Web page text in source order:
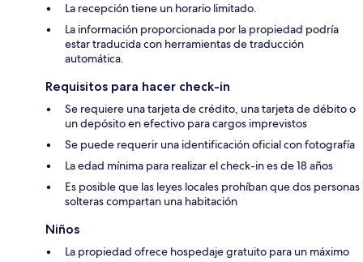
La recepción tiene un horario limitado.
La información proporcionada por la propiedad podría
estar traducida con herramientas de traducción
automática.
Requisitos para hacer check-in
Se requiere una tarjeta de crédito, una tarjeta de débito o
un depósito en efectivo para cargos imprevistos
Se puede requerir una identificación oficial con fotografía
La edad mínima para realizar el check-in es de 18 años
Es posible que las leyes locales prohíban que dos personas
solteras compartan una habitación
Niños
La propiedad ofrece hospedaje gratuito para un máximo